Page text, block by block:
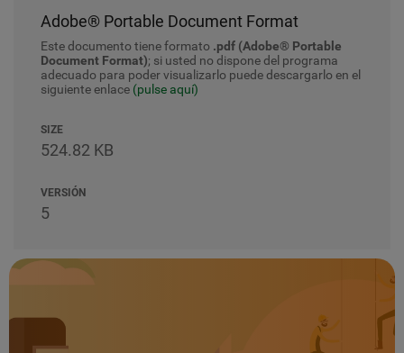
Adobe® Portable Document Format
Este documento tiene formato .pdf (Adobe® Portable
Document Format); si usted no dispone del programa
adecuado para poder visualizarlo puede descargarlo en el
siguiente enlace (pulse aquí)
SIZE
524.82 KB
VERSIÓN
5